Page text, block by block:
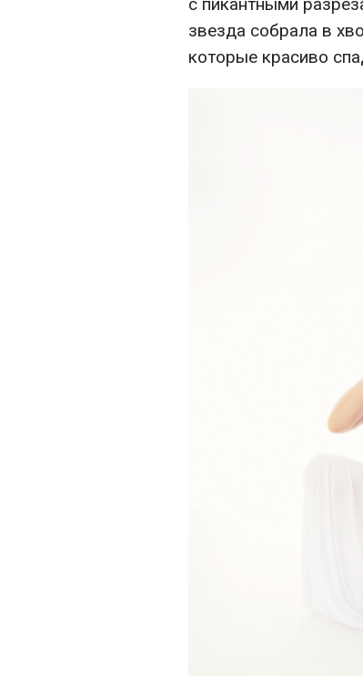
звезда собрала в
которые красиво